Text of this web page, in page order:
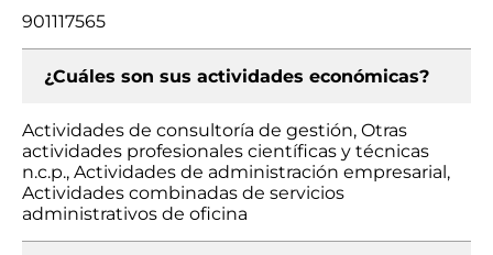
901117565
¿Cuáles son sus actividades económicas?
Actividades de consultoría de gestión, Otras
actividades profesionales científicas y técnicas
n.c.p., Actividades de administración empresarial,
Actividades combinadas de servicios
administrativos de oficina